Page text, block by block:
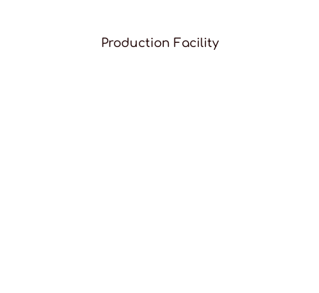
Production Facility